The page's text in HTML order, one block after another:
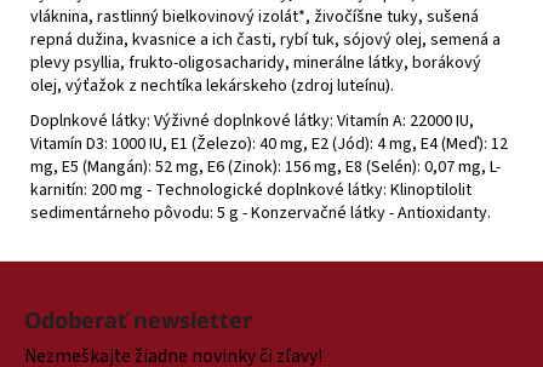
vláknina, rastlinný bielkovinový izolát*, živočíšne tuky, sušená
repná dužina, kvasnice a ich časti, rybí tuk, sójový olej, semená a
plevy psyllia, frukto-oligosacharidy, minerálne látky, borákový
olej, výťažok z nechtíka lekárskeho (zdroj luteínu).
Doplnkové látky: Výživné doplnkové látky: Vitamín A: 22000 IU,
Vitamín D3: 1000 IU, E1 (Železo): 40 mg, E2 (Jód): 4 mg, E4 (Meď): 12
mg, E5 (Mangán): 52 mg, E6 (Zinok): 156 mg, E8 (Selén): 0,07 mg, L-
karnitín: 200 mg - Technologické doplnkové látky: Klinoptilolit
sedimentárneho pôvodu: 5 g - Konzervačné látky - Antioxidanty.
Z
Odoberať newsletter
Nezmeškajte žiadne novinky či zľavy!